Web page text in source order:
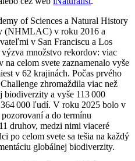
of Sciences a Natural History
(NHMLAC) v roku 2016 a
v San Franciscu a Los
množstvo rekordov: viac
celom svete zaznamenalo vyše
v 62 krajinách. Počas prvého
zhromaždila viac než
biodiverzity a vyše 113 000
000 ľudí. V roku 2025 bolo v
a do termínu
druhov, medzi nimi viaceré
po celom svete sa tešia na každý
globálnej biodiverzity.